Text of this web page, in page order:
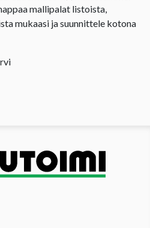
mallipalat listoista,
mukaasi ja suunnittele kotona